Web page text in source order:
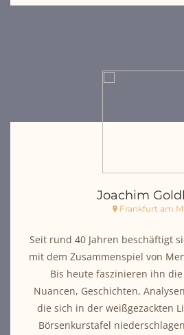
Joachim
Frankfurt am
Seit rund 40 Jahren beschäftigt
mit dem Zusammenspiel von
Bis heute faszinieren ihn
Nuancen, Geschichten,
die sich in der weißgezackten
Börsenkurstafel